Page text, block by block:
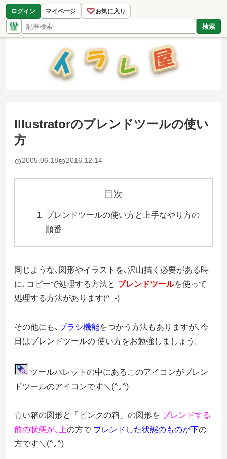
ログイン マイページ ♡お気に入り
検索
Illustratorのブレンドツールの使い
方
2005.06.18 2016.12.14
目次
ブレンドツールの使い方と上手なやり方の
順番
同じような､図形やイラストを､沢山描く必要がある時
に､コピーで処理する方法と ブレンドツールを使って
処理する方法があります(^_-)
その他にも､ ブラシ機能をつかう方法もありますが､今
日はブレンドツールの 使い方をお勉強しましょう。
ツールパレットの中にあるこのアイコンがブレン
ドツールのアイコンです＼(^｡^)
青い箱の図形と「ピンクの箱」の図形を ブレンドする
前の状態が､上の方で ブレンドした状態のものが下の
方です＼(^｡^)